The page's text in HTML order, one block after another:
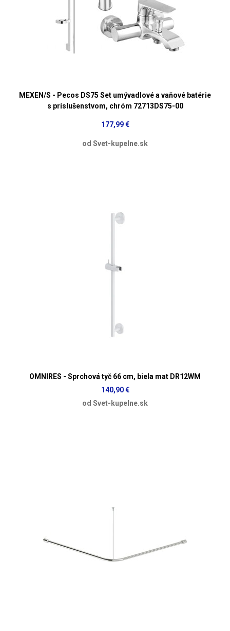
MEXEN/S - Pecos DS75 Set umývadlové a vaňové batérie
s príslušenstvom, chróm 72713DS75-00
177,99 €
od Svet-kupelne.sk
OMNIRES - Sprchová tyč 66 cm, biela mat DR12WM
140,90 €
od Svet-kupelne.sk